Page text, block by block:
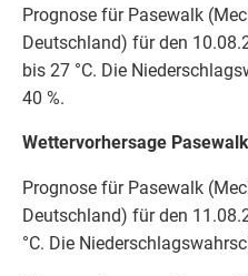
Prognose für Pasewalk
Deutschland) für den
bis 27 °C. Die
40 %.
Wettervorhersage
Prognose für Pasewalk
Deutschland) für den
°C. Die